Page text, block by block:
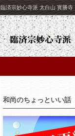
臨済宗妙心寺派 太白山 寳勝寺
和尚のちょっといい話